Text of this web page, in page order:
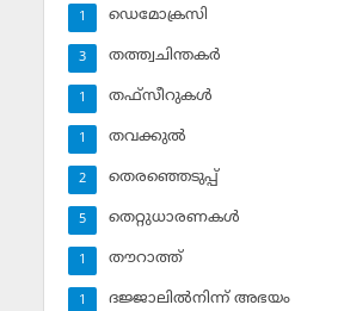
ഡെമോക്രസി
1
തത്ത്വചിന്തകര്‍
3
തഫ്‌സീറുകള്‍
1
തവക്കുല്‍
1
തെരഞ്ഞെടുപ്പ്
2
തെറ്റുധാരണകള്‍
5
തൗറാത്ത്
1
ദജ്ജാലില്‍നിന്ന് അഭയം
1